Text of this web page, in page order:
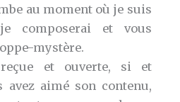
au moment où je suis
composerai et vous
mystère.
et ouverte, si et
avez aimé son contenu,